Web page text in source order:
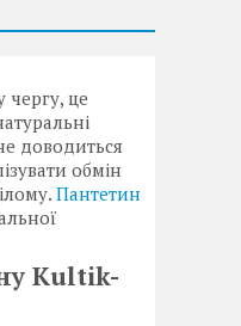
це
доводиться
обмін
Пантетин
Kultik-